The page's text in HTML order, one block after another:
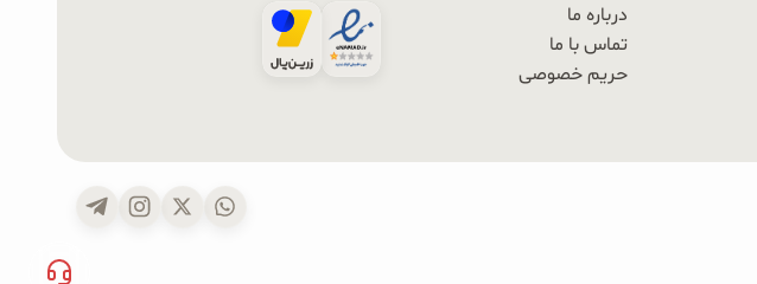
درباره ما
تماس با ما
حریم خصوصی